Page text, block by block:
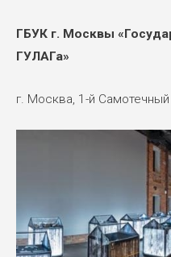
ГБУК г. Москвы
ГУЛАГа»
г. Москва, 1-й Самотечный